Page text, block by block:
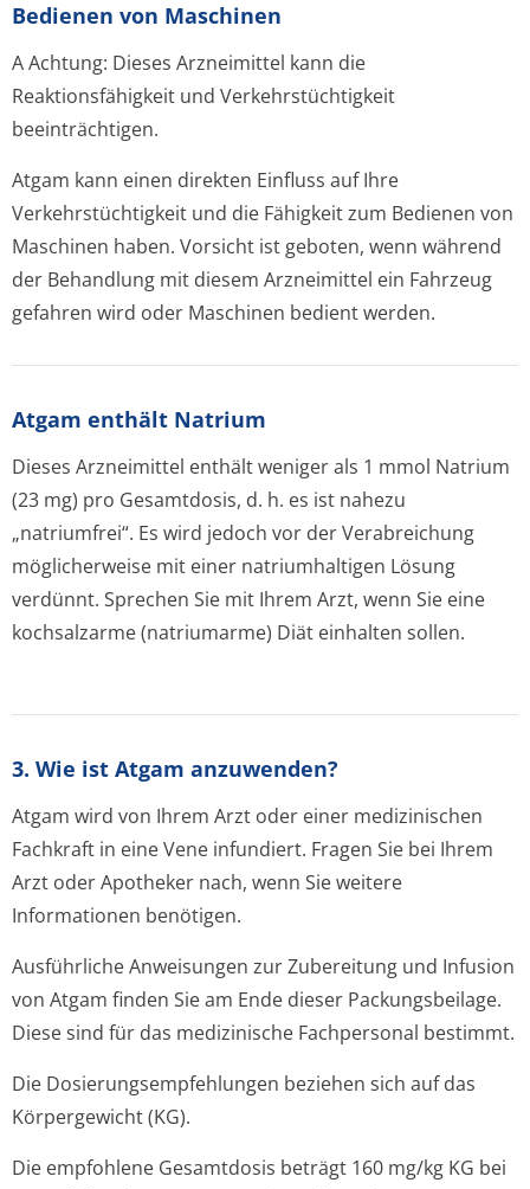
Bedienen von Maschinen
AAchtung: Dieses Arzneimittel kann die
Reaktionsfähigkeit und Verkehrstüchtigkeit
beeinträchtigen.
Atgam kann einen direkten Einfluss auf Ihre
Verkehrstüchtigkeit und die Fähigkeit zum Bedienen von
Maschinen haben. Vorsicht ist geboten, wenn während
der Behandlung mit diesem Arzneimittel ein Fahrzeug
gefahren wird oder Maschinen bedient werden.
Atgam enthält Natrium
Dieses Arzneimittel enthält weniger als 1 mmol Natrium
(23 mg) pro Gesamtdosis, d. h. es ist nahezu
„natriumfrei“. Es wird jedoch vor der Verabreichung
möglicherweise mit einer natriumhaltigen Lösung
verdünnt. Sprechen Sie mit Ihrem Arzt, wenn Sie eine
kochsalzarme (natriumarme) Diät einhalten sollen.
3. Wie ist Atgam anzuwenden?
Atgam wird von Ihrem Arzt oder einer medizinischen
Fachkraft in eine Vene infundiert. Fragen Sie bei Ihrem
Arzt oder Apotheker nach, wenn Sie weitere
Informationen benötigen.
Ausführliche Anweisungen zur Zubereitung und Infusion
von Atgam finden Sie am Ende dieser Packungsbeilage.
Diese sind für das medizinische Fachpersonal bestimmt.
Die Dosierungsempfeh­lungen beziehen sich auf das
Körpergewicht (KG).
Die empfohlene Gesamtdosis beträgt 160 mg/kg KG bei